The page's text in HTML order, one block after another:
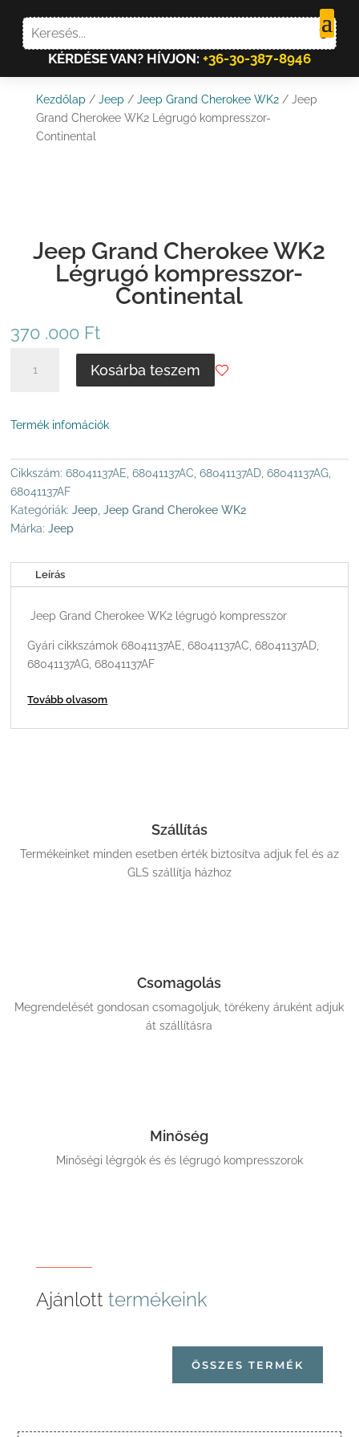
KÉRDÉSE VAN? HÍVJON: +36-30-387-8946
Kezdőlap / Jeep / Jeep Grand Cherokee WK2/ Jeep
Grand Cherokee WK2 Légrugó kompresszor-
Continental
Jeep Grand Cherokee WK2
Légrugó kompresszor-
Continental
370 .000 Ft
GRAND
LÉGRUGÓ
CONTINENTAL
MENNYISÉG
Kosárba teszem
Termék infomációk
Cikkszám:68041137AE, 68041137AC, 68041137AD, 68041137AG,
68041137AF
Kategóriák:Jeep ,Jeep Grand Cherokee WK2
Márka:Jeep
Leírás
Jeep Grand Cherokee WK2 légrugó kompresszor
Gyári cikkszámok 68041137AE, 68041137AC, 68041137AD,
68041137AG, 68041137AF
Tovább olvasom
Szállítás
Termékeinket minden esetben érték biztosítva adjuk fel és az
GLS szállítja házhoz
Csomagolás
Megrendelését gondosan csomagoljuk, törékeny áruként adjuk
át szállításra
Minőség
Minőségi légrgók és és légrugó kompresszorok
Ajánlott termékeink
ÖSSZES TERMÉK